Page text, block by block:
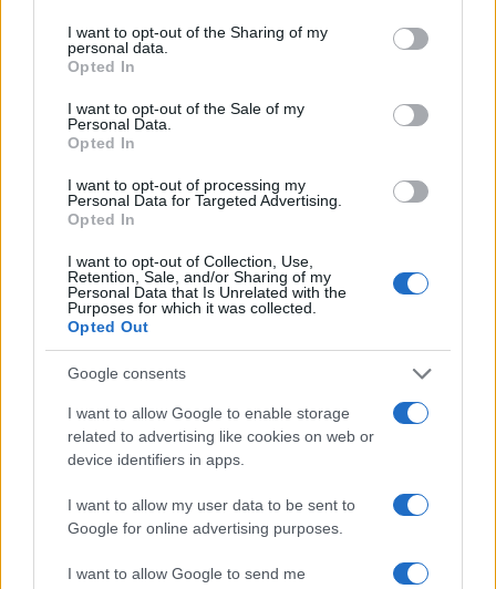
not limited to your visit or usage behaviour. You may click to
grant or deny consent to Google and its third-party tags to
use your data for below specified purposes in below Google
consent section.
I want to opt-out of the Sharing of my
personal data.
Opted In
I want to opt-out of the Sale of my
Personal Data.
Opted In
I want to opt-out of processing my
Personal Data for Targeted Advertising.
Opted In
I want to opt-out of Collection, Use,
Retention, Sale, and/or Sharing of my
Personal Data that Is Unrelated with the
Purposes for which it was collected.
Opted Out
Google consents
I want to allow Google to enable storage
related to advertising like cookies on web or
device identifiers in apps.
I want to allow my user data to be sent to
Google for online advertising purposes.
I want to allow Google to send me
Nuova Zelanda: ondata di freddo eccezionale porta
neve a bassa quota
Francesca Lombardi · 4 Ago 2026
Elettrici e Musica in Sinfonia
Rilancio degli impianti sciistici in Val Vigezzo, Val